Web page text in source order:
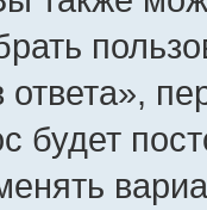
будет